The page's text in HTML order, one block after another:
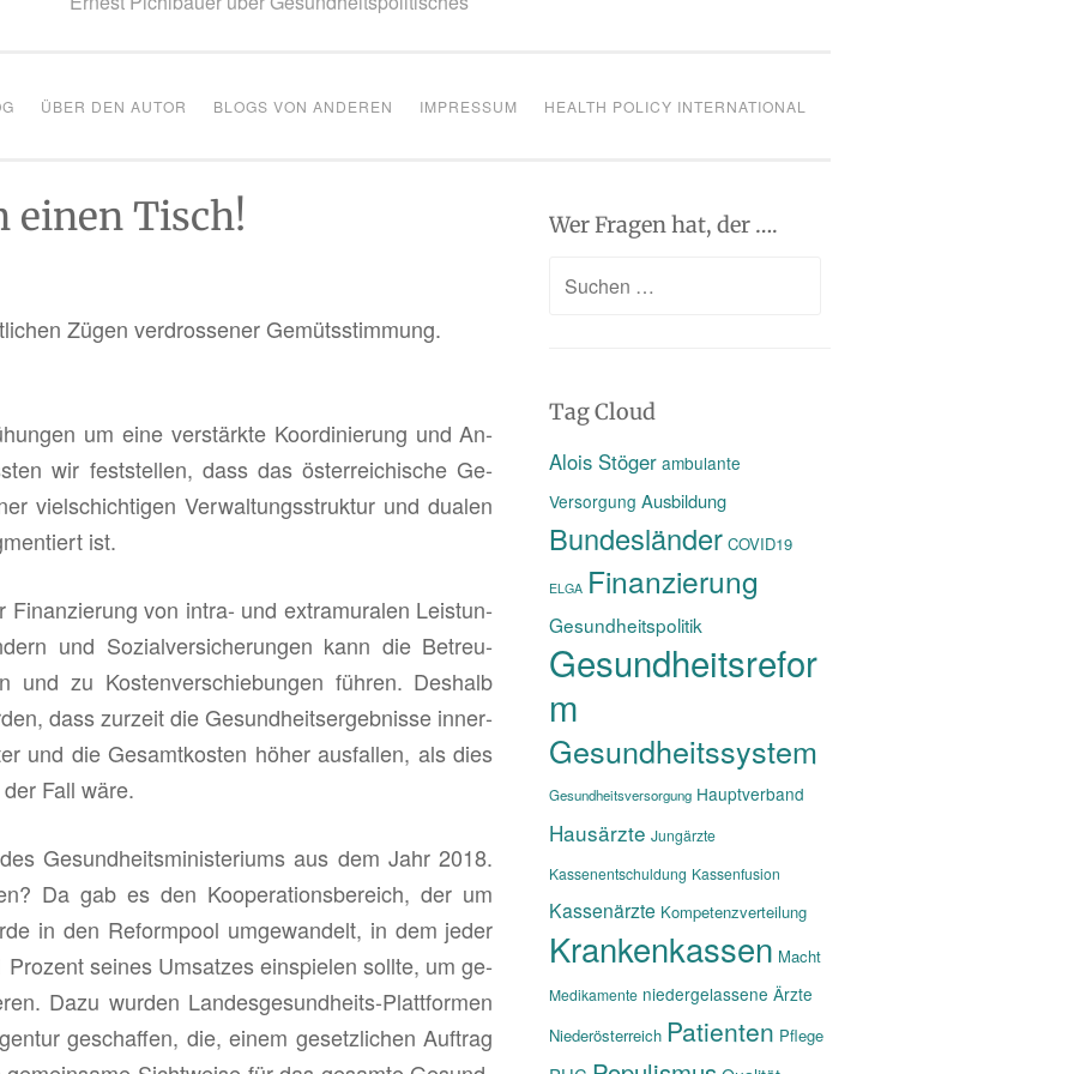
ÜBER DEN AUTOR BLOGS VON ANDEREN IMPRESSUM HEALTH POLICY INTERNATIONAL
einen Tisch!
Zügen ver­dros­se­ner Ge­müts­stim­mung.
um eine ver­stärk­te Ko­or­di­nie­rung und An­
wir fest­stel­len, dass das ös­ter­rei­chi­sche Ge­
viel­schich­ti­gen Ver­wal­tungs­struk­tur und dua­len
ist.
von in­tra- und ex­tra­mu­ra­len Leis­tun­
und So­zi­al­ver­si­che­run­gen kann die Be­treu­
und zu Kos­ten­ver­schie­bun­gen füh­ren. Des­halb
dass zur­zeit die Ge­sund­heits­er­geb­nis­se in­ner­
und die Ge­samt­kos­ten höher aus­fal­len, als dies
Fall wäre.
Ge­sund­heits­mi­nis­te­ri­ums aus dem Jahr 2018.
Da gab es den Ko­ope­ra­ti­ons­be­reich, der um
in den Re­form­pool um­ge­wan­delt, in dem jeder
Pro­zent sei­nes Um­sat­zes ein­spie­len soll­te, um ge­
Dazu wur­den Lan­des­ge­sund­heits-Platt­for­men
ge­schaf­fen, die, einem ge­setz­li­chen Auf­trag
Wer Fragen hat, der ….
Suchen
Tag Cloud
Alois Stöger ambulante
Versorgung Ausbildung
Bundesländer COVID19
ELGA Finanzierung
Gesundheitspolitik
Gesundheitsrefor
m
Gesundheitssystem
Gesundheitsversorgung Hauptverband
Hausärzte Jungärzte
Kassenentschuldung Kassenfusion
Kassenärzte Kompetenzverteilung
Krankenkassen Macht
Medikamente niedergelassene Ärzte
Niederösterreich Patienten Pflege